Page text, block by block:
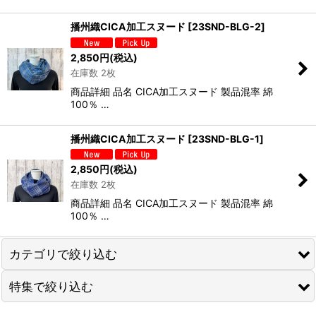
播州織CICA加工スヌード [23SND-BLG-2]
2,850円(税込)
在庫数 2枚
商品詳細 品名 CICA加工スヌード 製品混率 綿
100％ …
播州織CICA加工スヌード [23SND-BLG-1]
2,850円(税込)
在庫数 2枚
商品詳細 品名 CICA加工スヌード 製品混率 綿
100％ …
カテゴリで絞り込む
新商品
特集で絞り込む